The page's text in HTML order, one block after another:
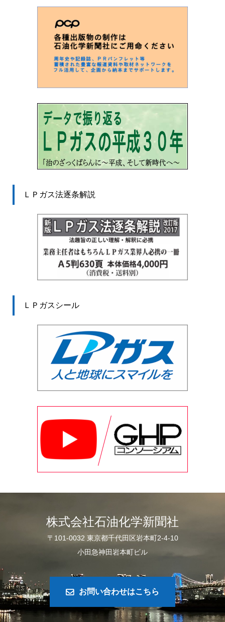
ＬＰガス法逐条解説
ＬＰガスシール
株式会社石油化学新聞社
〒101-0032 東京都千代田区岩本町2-4-10
小田急神田岩本町ビル
お問い合わせはこちら